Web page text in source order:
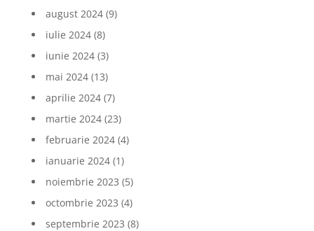
august 2024(9)
iulie 2024(8)
iunie 2024(3)
mai 2024(13)
aprilie 2024(7)
martie 2024(23)
februarie 2024(4)
ianuarie 2024(1)
noiembrie 2023 (5)
octombrie 2023 (4)
septembrie 2023 (8)